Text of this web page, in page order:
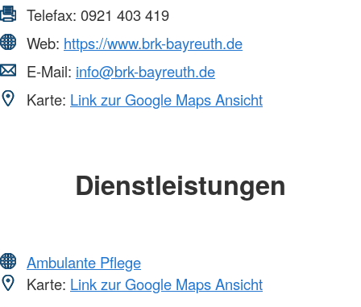
Telefax: 0921 403 419
Web: https://www.brk-bayreuth.de
E-Mail: info@brk-bayreuth.de
Karte: Link zur Google Maps Ansicht
Dienstleistungen
Ambulante Pflege
Karte: Link zur Google Maps Ansicht